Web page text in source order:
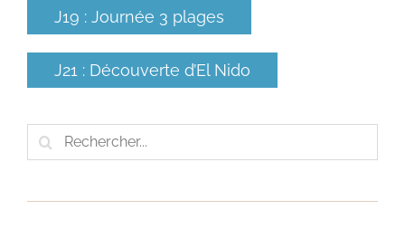
J19 : Journée 3 plages
J21 : Découverte d’El Nido
Rechercher: